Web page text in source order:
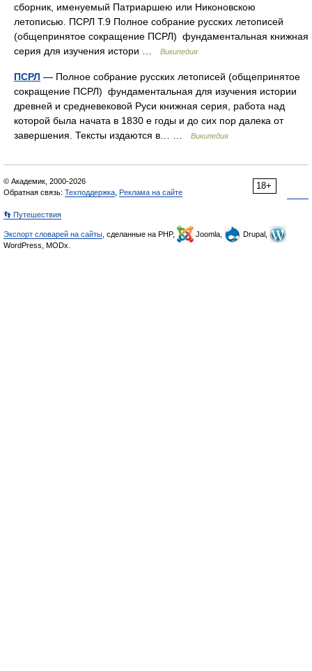
сборник, именуемый Патриаршею или Никоновскою
летописью. ПСРЛ Т.9 Полное собрание русских летописей
(общепринятое сокращение ПСРЛ) фундаментальная книжная
серия для изучения истори …
Википедия
ПСРЛ — Полное собрание русских летописей (общепринятое
сокращение ПСРЛ) фундаментальная для изучения истории
древней и средневековой Руси книжная серия, работа над
которой была начата в 1830 е годы и до сих пор далека от
завершения. Тексты издаются в… …
Википедия
18+
© Академик, 2000-2026
Обратная связь: Техподдержка Реклама на сайте
👣 Путешествия
Экспорт словарей на сайты , сделанные на PHP, Joomla,
Drupal,
WordPress, MODx.